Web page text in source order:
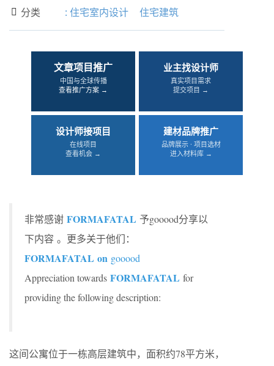
 分类 : 住宅室内设计 住宅建筑
文章项目推广
中国与全球传播
查看推广方案 →
业主找设计师
真实项目需求
提交项目 →
设计师接项目
在线项目
查看机会 →
建材品牌推广
品牌展示 · 项目选材
进入材料库 →
非常感谢 FORMAFATAL 予gooood分享以
下内容 。更多关于他们：
FORMAFATAL on gooood
Appreciation towards FORMAFATAL for
providing the following description:
这间公寓位于一栋高层建筑中，面积约78平方米，